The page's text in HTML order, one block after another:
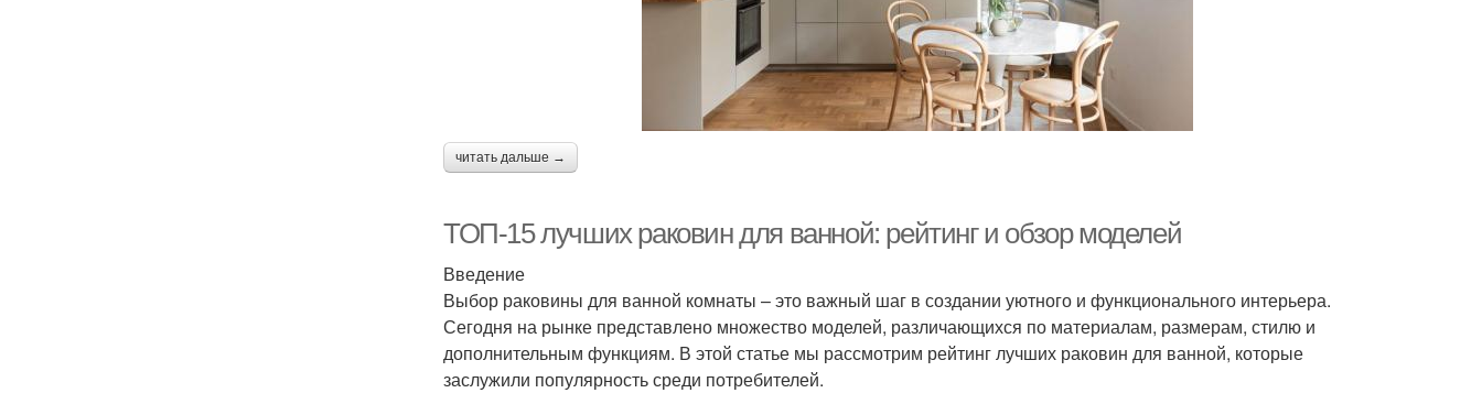
читать дальше →
ТОП-15 лучших раковин для ванной: рейтинг и обзор моделей
Введение
Выбор раковины для ванной комнаты – это важный шаг в создании уютного и функционального интерьера.
Сегодня на рынке представлено множество моделей, различающихся по материалам, размерам, стилю и
дополнительным функциям. В этой статье мы рассмотрим рейтинг лучших раковин для ванной, которые
заслужили популярность среди потребителей.